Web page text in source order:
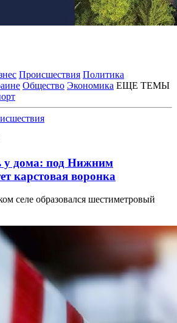
Происшествия Политика
Общество Экономика ЕЩЕ ТЕМЫ
у дома: под Нижним
карстовая воронка
селе образовался шестиметровый